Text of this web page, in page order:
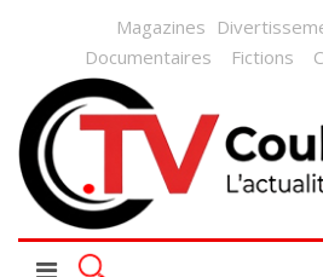
Magazines
Documentaires
Fictions